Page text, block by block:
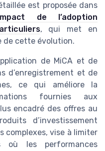
est proposée dans
de l’adoption
, qui met en
de cette évolution.
de MiCA et de
d’enregistrement et de
ce qui améliore la
fournies aux
encadré des offres au
d’investissement
complexes, vise à limiter
où les performances